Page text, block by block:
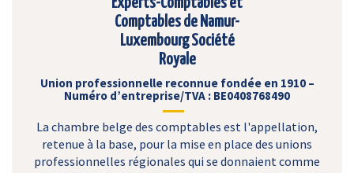
Experts-Comptables et
Comptables de Namur-
Luxembourg Société
Royale
Union professionnelle reconnue fondée en 1910 –
Numéro d’entreprise/TVA : BE0408768490
La chambre belge des comptables est l'appellation,
retenue à la base, pour la mise en place des unions
professionnelles régionales qui se donnaient comme